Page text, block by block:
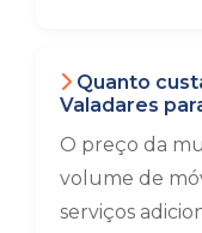
Quanto
Valadares
O preço da
volume de
serviços